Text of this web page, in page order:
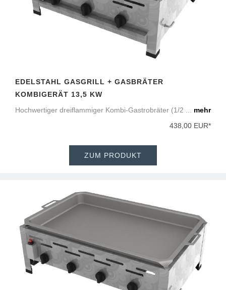
EDELSTAHL GASGRILL + GASBRÄTER
KOMBIGERÄT 13,5 KW
Hochwertiger dreiflammiger Kombi-Gastrobräter (1/2 ... mehr
438,00 EUR*
ZUM PRODUKT